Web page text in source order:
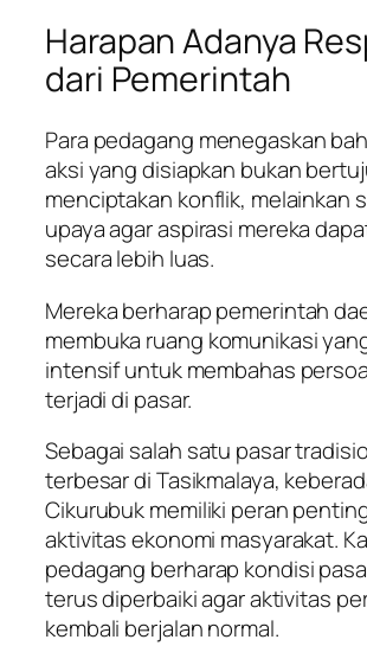
Harapan Adanya
dari Pemerintah
Para pedagang menegaskan
aksi yang disiapkan bukan
menciptakan konflik, melainkan
upaya agar aspirasi mereka
secara lebih luas.
Mereka berharap pemerintah
membuka ruang komunikasi
intensif untuk membahas
terjadi di pasar.
Sebagai salah satu pasar
terbesar di Tasikmalaya,
Cikurubuk memiliki peran
aktivitas ekonomi masyarakat.
pedagang berharap kondisi
terus diperbaiki agar aktivitas
kembali berjalan normal.